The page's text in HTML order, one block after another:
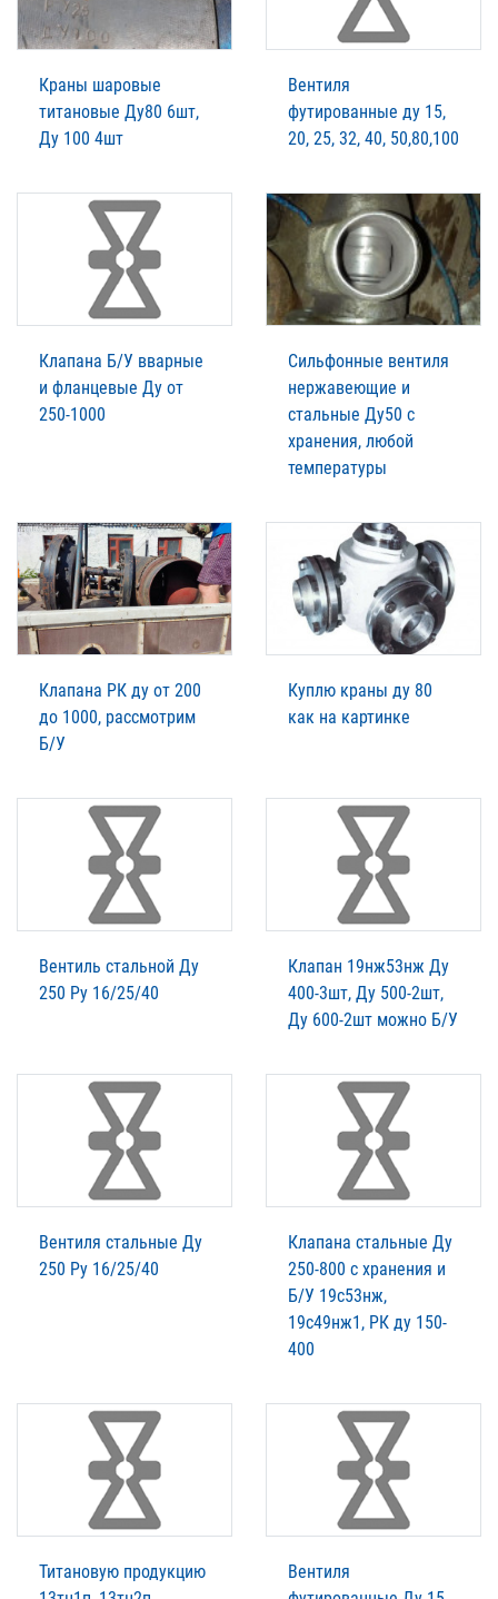
Краны шаровые
титановые Ду80 6шт,
Ду 100 4шт
Вентиля
футированные ду 15,
20, 25, 32, 40, 50,80,100
Клапана Б/У вварные
и фланцевые Ду от
250-1000
Сильфонные вентиля
нержавеющие и
стальные Ду50 с
хранения, любой
температуры
Клапана РК ду от 200
до 1000, рассмотрим
Б/У
Куплю краны ду 80
как на картинке
Вентиль стальной Ду
250 Ру 16/25/40
Клапан 19нж53нж Ду
400-3шт, Ду 500-2шт,
Ду 600-2шт можно Б/У
Вентиля стальные Ду
250 Ру 16/25/40
Клапана стальные Ду
250-800 с хранения и
Б/У 19с53нж,
19с49нж1, РК ду 150-
400
Титановую продукцию
Вентиля